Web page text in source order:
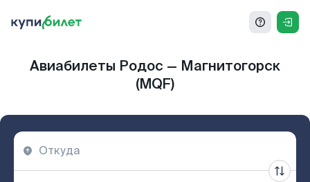
Авиабилеты Родос — Магнитогорск
(MQF)